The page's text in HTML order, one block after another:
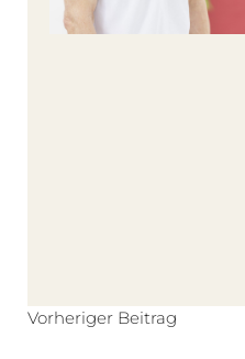
Vorheriger Beitrag